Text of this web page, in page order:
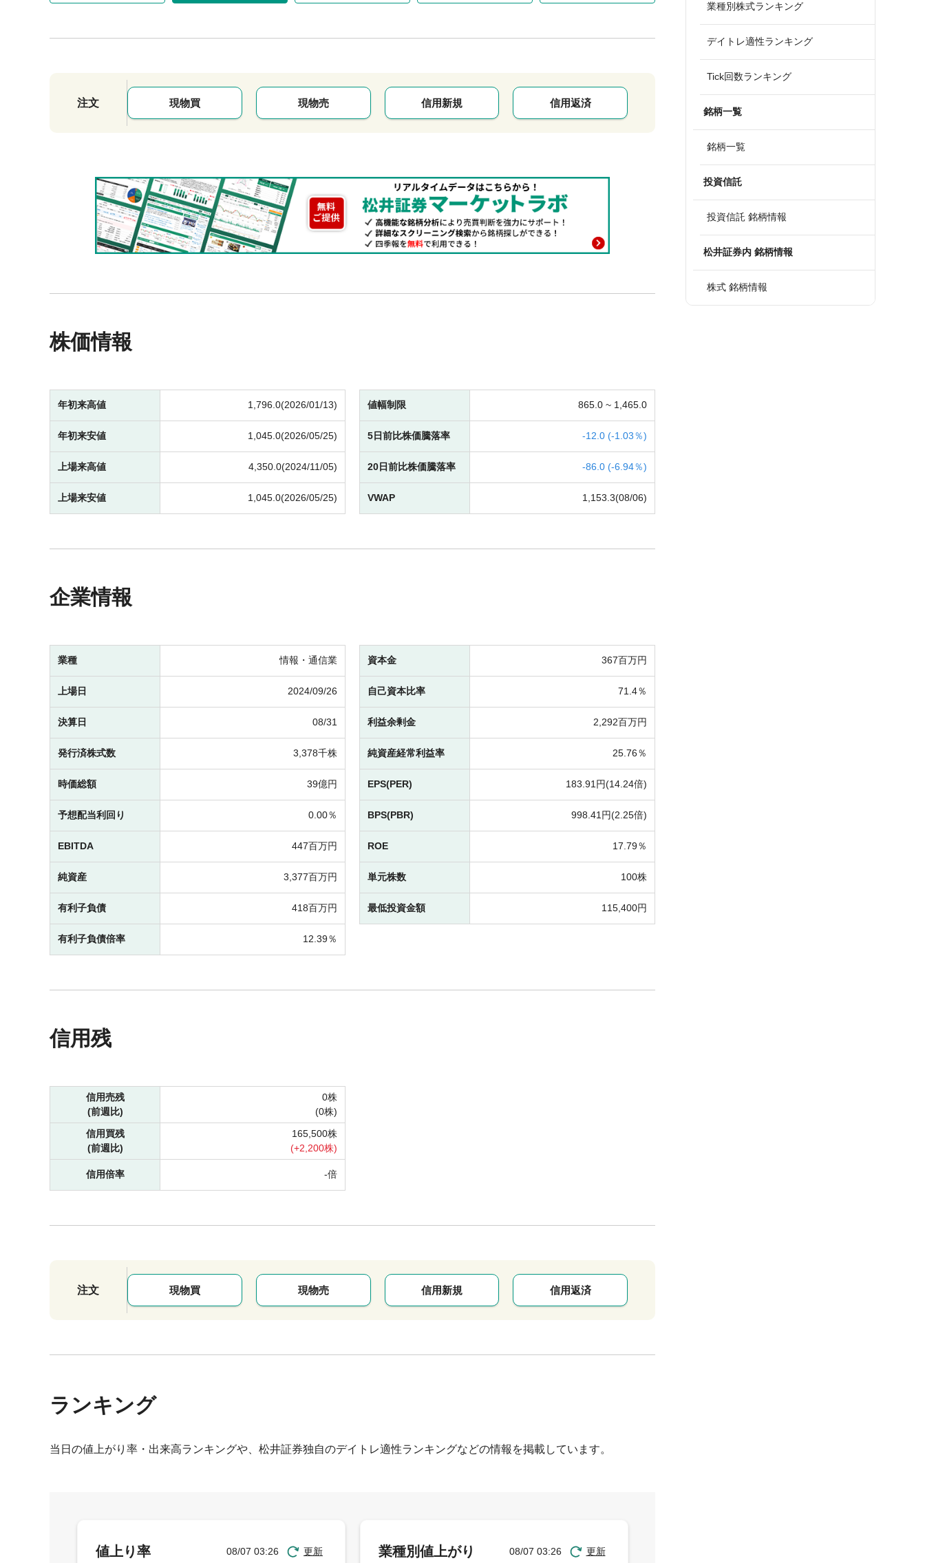
注文 現物買 現物売 信用新規 信用返済
株価情報
年初来高値 1,796.0(2026/01/13)
年初来安値 1,045.0(2026/05/25)
上場来高値 4,350.0(2024/11/05)
上場来安値 1,045.0(2026/05/25)
値幅制限 865.0 ~ 1,465.0
5日前比株価騰落率 -12.0 (-1.03％)
20日前比株価騰落率 -86.0 (-6.94％)
VWAP 1,153.3(08/06)
企業情報
業種 情報・通信業
上場日 2024/09/26
決算日 08/31
発行済株式数 3,378千株
時価総額 39億円
予想配当利回り 0.00％
EBITDA 447百万円
純資産 3,377百万円
有利子負債 418百万円
有利子負債倍率 12.39％
資本金 367百万円
自己資本比率 71.4％
利益余剰金 2,292百万円
純資産経常利益率 25.76％
EPS(PER) 183.91円(14.24倍)
BPS(PBR) 998.41円(2.25倍)
ROE 17.79％
単元株数 100株
最低投資金額 115,400円
信用残
信用売残
(前週比)
0株
(0株)
信用買残
(前週比)
165,500株
(+2,200株)
信用倍率 -倍
注文 現物買 現物売 信用新規 信用返済
ランキング
当日の値上がり率・出来高ランキングや、松井証券独自のデイトレ適性ランキングなどの情報を掲載しています。
業種別株式ランキング
デイトレ適性ランキング
Tick回数ランキング
銘柄一覧
銘柄一覧
投資信託
投資信託 銘柄情報
松井証券内 銘柄情報
株式 銘柄情報